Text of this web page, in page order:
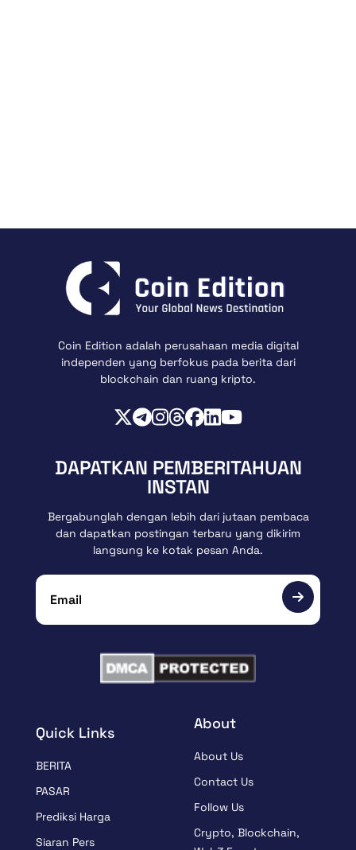
Coin Edition adalah perusahaan media digital
independen yang berfokus pada berita dari
blockchain dan ruang kripto.
Quick Links
BERITA
PASAR
Prediksi Harga
Siaran Pers
About
About Us
Contact Us
Follow Us
Crypto, Blockchain,
DAPATKAN PEMBERITAHUAN
INSTAN
Bergabunglah dengan lebih dari jutaan pembaca
dan dapatkan postingan terbaru yang dikirim
langsung ke kotak pesan Anda.